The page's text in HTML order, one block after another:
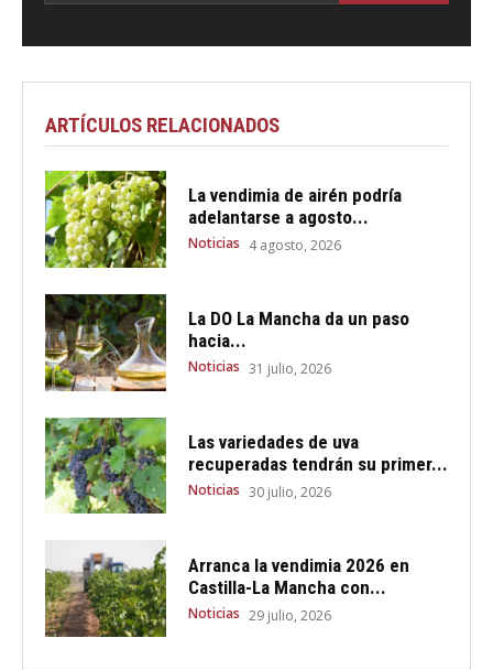
ARTÍCULOS RELACIONADOS
La vendimia de airén podría
adelantarse a agosto...
Noticias 4 agosto, 2026
La DO La Mancha da un paso
hacia...
Noticias 31 julio, 2026
Las variedades de uva
recuperadas tendrán su primer...
Noticias 30 julio, 2026
Arranca la vendimia 2026 en
Castilla-La Mancha con...
Noticias 29 julio, 2026